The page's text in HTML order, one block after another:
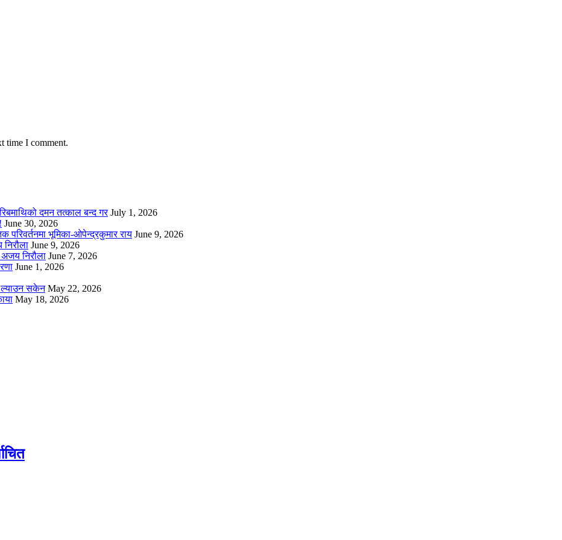
time I comment.
दमन तत्काल बन्द गर July 1, 2026
June 30, 2026
परिवर्तनमा भूमिका-ओपेन्द्रकुमार राय June 9, 2026
June 9, 2026
निरौला June 7, 2026
June 1, 2026
ल्याउन सकेन May 22, 2026
May 18, 2026